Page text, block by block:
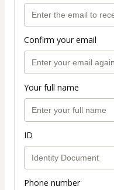
Confirm your email
Your full name
ID
Phone number